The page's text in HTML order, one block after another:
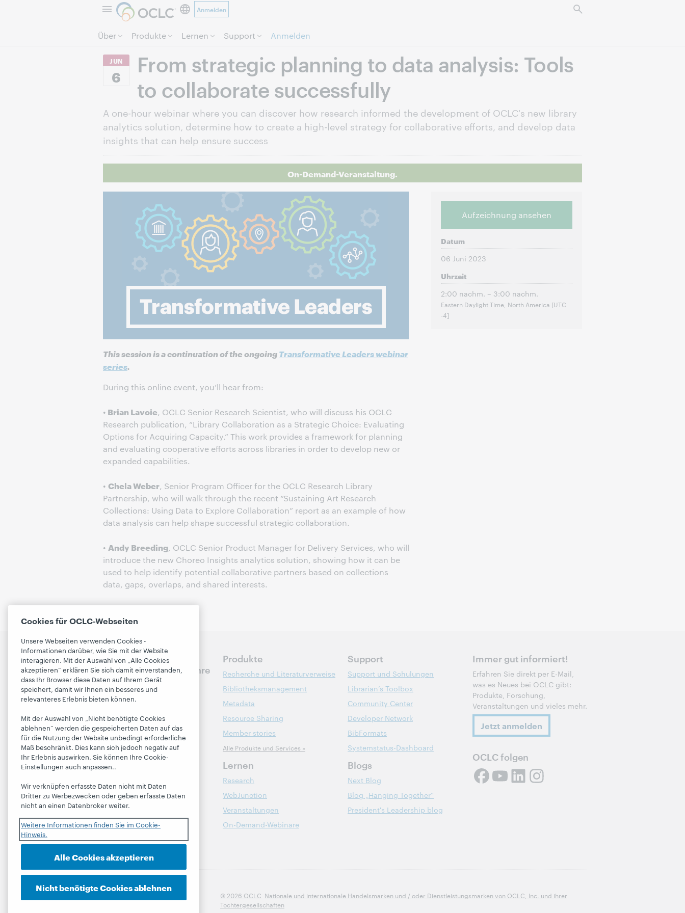
Anmelden
Über Produkte Lernen Support Anmelden
JUN
6
From strategic planning to data analysis: Tools
to collaborate successfully
A one-hour webinar where you can discover how research informed the development of OCLC's new library
analytics solution, determine how to create a high-level strategy for collaborative efforts, and develop data
insights that can help ensure success
On-Demand-Veranstaltung.
This session is a continuation of the ongoingTransformative Leaders webinar
series.
During this online event, you’ll hear from:
• Brian Lavoie, OCLC Senior Research Scientist, who will discuss his OCLC
Research publication, “Library Collaboration as a Strategic Choice: Evaluating
Options for Acquiring Capacity.” This work provides a framework for planning
and evaluating cooperative efforts across libraries in order to develop new or
expanded capabilities.
• Chela Weber, Senior Program Officer for the OCLC Research Library
Partnership, who will walk through the recent “Sustaining Art Research
Collections: Using Data to Explore Collaboration” report as an example of how
data analysis can help shape successful strategic collaboration.
• Andy Breeding, OCLC Senior Product Manager for Delivery Services, who will
introduce the new Choreo Insights analytics solution, showing how it can be
used to help identify potential collaborative partners based on collections
data, gaps, overlaps, and shared interests.
Aufzeichnung ansehen
Datum
06 Juni 2023
Uhrzeit
2:00 nachm. – 3:00 nachm.
Eastern Daylight Time, North America [UTC
-4]
Besprechen Sie die
nächsten Schritte für Ihre
Bibliothek
Kontakt
Über
Über OCLC
Stellenangebote
Finanzen
Führung
Mitgliedschaft
Produkte
Recherche und Literaturverweise
Bibliotheksmanagement
Metadata
Resource Sharing
Member stories
Alle Produkte und Services »
Lernen
Research
WebJunction
Veranstaltungen
On-Demand-Webinare
Support
Support und Schulungen
Librarian’s Toolbox
Community Center
Developer Network
BibFormats
Systemstatus-Dashboard
Blogs
Next Blog
Blog „Hanging Together“
President's Leadership blog
Immer gut informiert!
Erfahren Sie direkt per E-Mail,
was es Neues bei OCLC gibt:
Produkte, Forschung,
Veranstaltungen und vieles mehr.
Jetzt anmelden
OCLC folgen
© 2026 OCLC Nationale und internationale Handelsmarken und / oder Dienstleistungsmarken von OCLC, Inc. und ihrer
Tochtergesellschaften
Cookies für OCLC-Webseiten
Unsere Webseiten verwenden Cookies -
Informationen darüber, wie Sie mit der Website
interagieren. Mit der Auswahl von „Alle Cookies
akzeptieren“ erklären Sie sich damit einverstanden,
dass Ihr Browser diese Daten auf Ihrem Gerät
speichert, damit wir Ihnen ein besseres und
relevanteres Erlebnis bieten können.
Mit der Auswahl von „Nicht benötigte Cookies
ablehnen“ werden die gespeicherten Daten auf das
für die Nutzung der Website unbedingt erforderliche
Maß beschränkt. Dies kann sich jedoch negativ auf
Ihr Erlebnis auswirken. Sie können Ihre Cookie-
Einstellungen auch anpassen..
Wir verknüpfen erfasste Daten nicht mit Daten
Dritter zu Werbezwecken oder geben erfasste Daten
nicht an einen Datenbroker weiter.
Weitere Informationen finden Sie im Cookie-
Hinweis.
Alle Cookies akzeptieren
Nicht benötigte Cookies ablehnen